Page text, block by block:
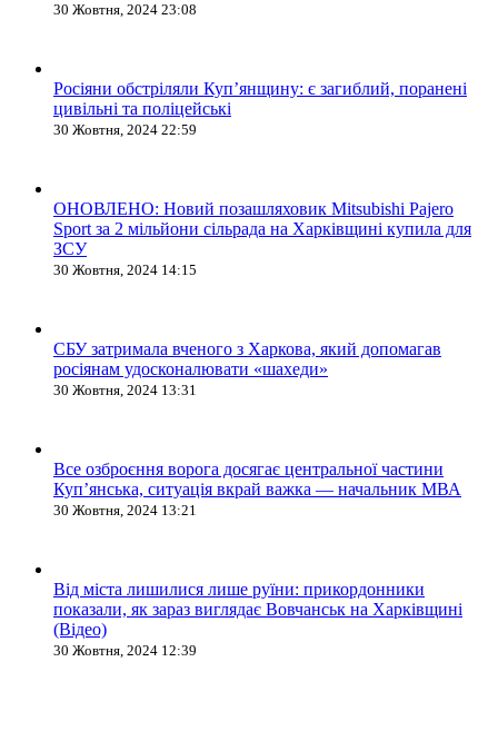
30 Жовтня, 2024 23:08
Росіяни обстріляли Купʼянщину: є загиблий, поранені
цивільні та поліцейські
30 Жовтня, 2024 22:59
ОНОВЛЕНО: Новий позашляховик Mitsubishi Pajero
Sport за 2 мільйони сільрада на Харківщині купила для
ЗСУ
30 Жовтня, 2024 14:15
СБУ затримала вченого з Харкова, який допомагав
росіянам удосконалювати «шахеди»
30 Жовтня, 2024 13:31
Все озброєння ворога досягає центральної частини
Куп’янська, ситуація вкрай важка — начальник МВА
30 Жовтня, 2024 13:21
Від міста лишилися лише руїни: прикордонники
показали, як зараз виглядає Вовчанськ на Харківщині
(Відео)
30 Жовтня, 2024 12:39